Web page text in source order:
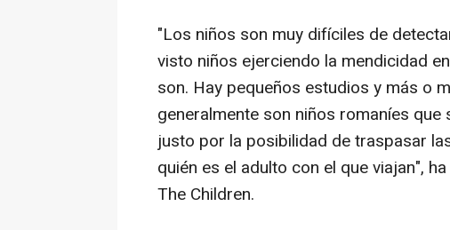
"Los niños son muy difíciles de
visto niños ejerciendo la mendicidad
son. Hay pequeños estudios y más o
generalmente son niños romaníes
justo por la posibilidad de traspasar
quién es el adulto con el que viajan",
The Children.